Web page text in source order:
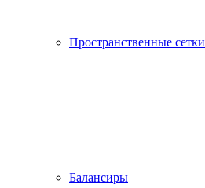
Пространственные сетки
Балансиры